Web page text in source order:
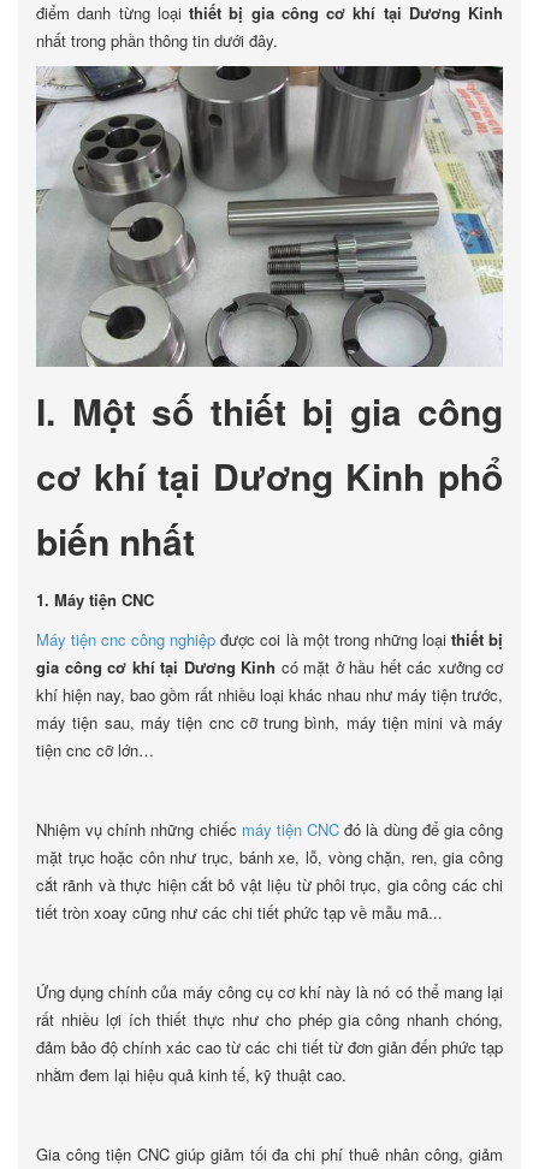
điểm danh từng loại thiết bị gia công cơ khí tại Dương Kinh
nhất trong phần thông tin dưới đây.
I. Một số thiết bị gia công
cơ khí tại Dương Kinh phổ
biến nhất
1. Máy tiện CNC
Máy tiện cnc công nghiệp được coi là một trong những loại thiết bị
gia công cơ khí tại Dương Kinh có mặt ở hầu hết các xưởng cơ
khí hiện nay, bao gồm rất nhiều loại khác nhau như máy tiện trước,
máy tiện sau, máy tiện cnc cỡ trung bình, máy tiện mini và máy
tiện cnc cỡ lớn…
Nhiệm vụ chính những chiếc máy tiện CNC đó là dùng để gia công
mặt trục hoặc côn như trục, bánh xe, lỗ, vòng chặn, ren, gia công
cắt rãnh và thực hiện cắt bỏ vật liệu từ phôi trục, gia công các chi
tiết tròn xoay cũng như các chi tiết phức tạp về mẫu mã...
Ứng dụng chính của máy công cụ cơ khí này là nó có thể mang lại
rất nhiều lợi ích thiết thực như cho phép gia công nhanh chóng,
đảm bảo độ chính xác cao từ các chi tiết từ đơn giản đến phức tạp
nhằm đem lại hiệu quả kinh tế, kỹ thuật cao.
Gia công tiện CNC giúp giảm tối đa chi phí thuê nhân công, giảm